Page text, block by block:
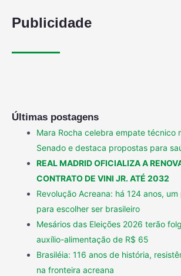
Publicidade
Últimas postagens
Mara Rocha celebra empate técnico
Senado e destaca propostas para
REAL MADRID OFICIALIZA A
CONTRATO DE VINI JR. ATÉ 2032
Revolução Acreana: há 124 anos,
para escolher ser brasileiro
Mesários das Eleições 2026 terão
auxílio-alimentação de R$ 65
Brasiléia: 116 anos de história,
na fronteira acreana